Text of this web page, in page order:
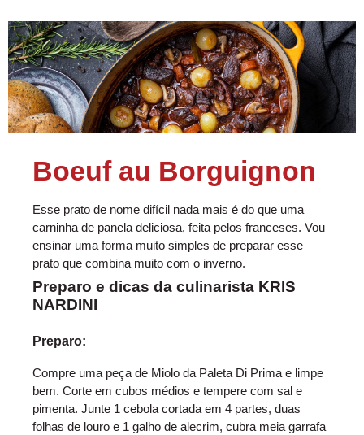
Boeuf au Borguignon
Esse prato de nome difícil nada mais é do que uma
carninha de panela deliciosa, feita pelos franceses. Vou
ensinar uma forma muito simples de preparar esse
prato que combina muito com o inverno.
Preparo e dicas da culinarista KRIS
NARDINI
Preparo:
Compre uma peça de Miolo da Paleta Di Prima e limpe
bem. Corte em cubos médios e tempere com sal e
pimenta. Junte 1 cebola cortada em 4 partes, duas
folhas de louro e 1 galho de alecrim, cubra meia garrafa